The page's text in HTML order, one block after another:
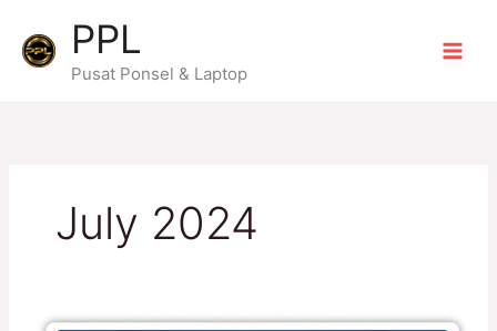
content
PPL
Pusat Ponsel & Laptop
July 2024
Penghargaan